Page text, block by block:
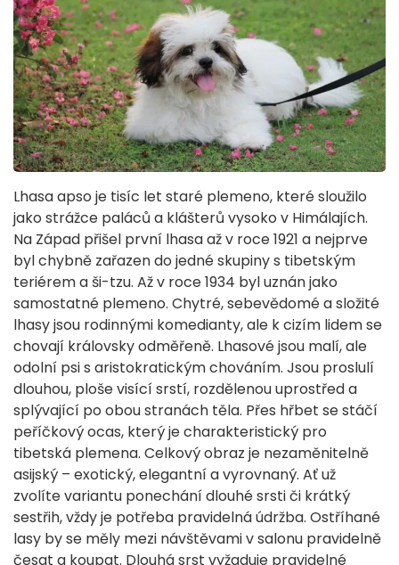
Lhasa apso je tisíc let staré plemeno, které sloužilo
jako strážce paláců a klášterů vysoko v Himálajích.
Na Západ přišel první lhasa až v roce 1921 a nejprve
byl chybně zařazen do jedné skupiny s tibetským
teriérem a ši-tzu. Až v roce 1934 byl uznán jako
samostatné plemeno. Chytré, sebevědomé a složité
lhasy jsou rodinnými komedianty, ale k cizím lidem se
chovají královsky odměřeně. Lhasové jsou malí, ale
odolní psi s aristokratickým chováním. Jsou proslulí
dlouhou, ploše visící srstí, rozdělenou uprostřed a
splývající po obou stranách těla. Přes hřbet se stáčí
peříčkový ocas, který je charakteristický pro
tibetská plemena. Celkový obraz je nezaměnitelně
asijský – exotický, elegantní a vyrovnaný. Ať už
zvolíte variantu ponechání dlouhé srsti či krátký
sestřih, vždy je potřeba pravidelná údržba. Ostříhané
lasy by se měly mezi návštěvami v salonu pravidelně
česat a koupat. Dlouhá srst vyžaduje pravidelné